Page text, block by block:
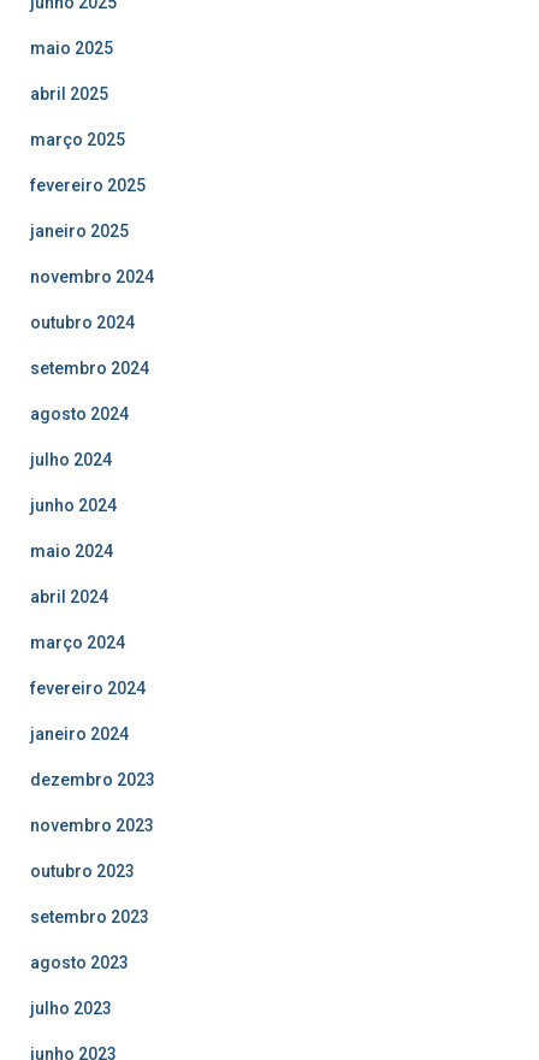
maio 2025
abril 2025
março 2025
fevereiro 2025
janeiro 2025
novembro 2024
outubro 2024
setembro 2024
agosto 2024
julho 2024
junho 2024
maio 2024
abril 2024
março 2024
fevereiro 2024
janeiro 2024
dezembro 2023
novembro 2023
outubro 2023
setembro 2023
agosto 2023
julho 2023
junho 2023